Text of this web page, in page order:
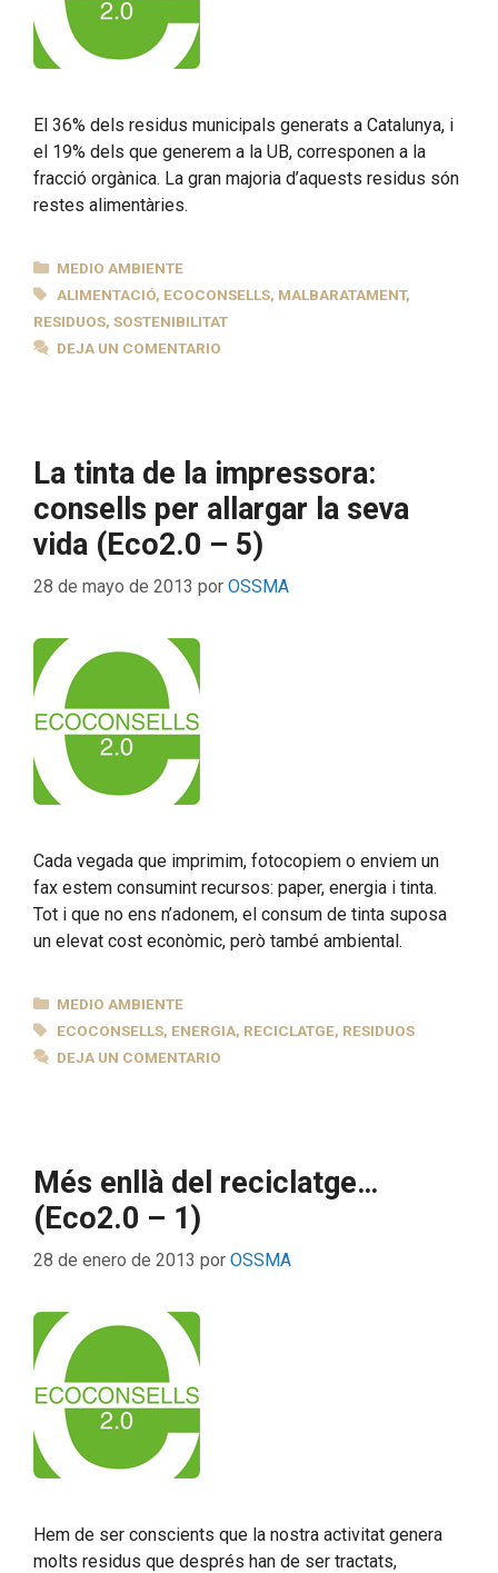
El 36% dels residus municipals generats a Catalunya, i
el 19% dels que generem a la UB, corresponen a la
fracció orgànica. La gran majoria d’aquests residus són
restes alimentàries.
CATEGORÍAS
MEDIO AMBIENTE
ETIQUETAS
ALIMENTACIÓ, ECOCONSELLS, MALBARATAMENT,
RESIDUOS, SOSTENIBILITAT
DEJA UN COMENTARIO
La tinta de la impressora:
consells per allargar la seva
vida (Eco2.0 – 5)
28 de mayo de 2013 por OSSMA
Cada vegada que imprimim, fotocopiem o enviem un
fax estem consumint recursos: paper, energia i tinta.
Tot i que no ens n’adonem, el consum de tinta suposa
un elevat cost econòmic, però també ambiental.
CATEGORÍAS
MEDIO AMBIENTE
ETIQUETAS
ECOCONSELLS, ENERGIA, RECICLATGE, RESIDUOS
DEJA UN COMENTARIO
Més enllà del reciclatge…
(Eco2.0 – 1)
28 de enero de 2013 por OSSMA
Hem de ser conscients que la nostra activitat genera
molts residus que després han de ser tractats,